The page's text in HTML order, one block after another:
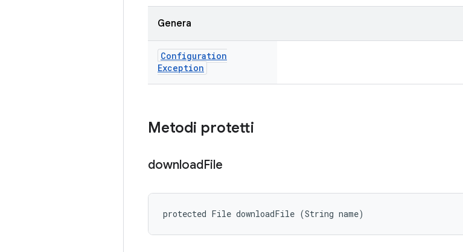
Genera
Configuration
Exception
Metodi protetti
downloadFile
protected File downloadFile (String name)